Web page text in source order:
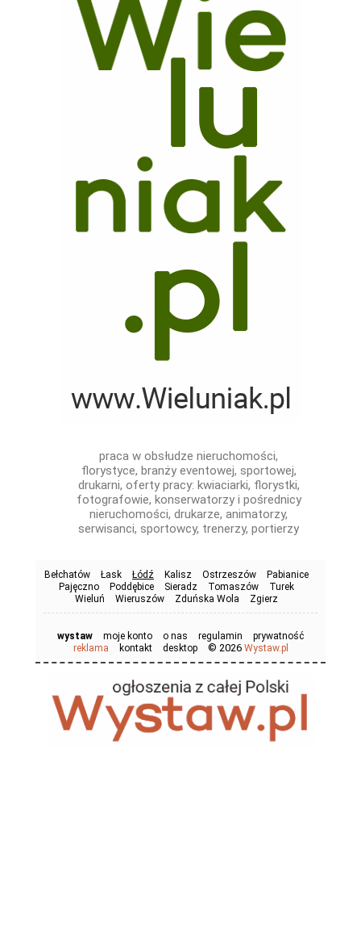
praca w obsłudze nieruchomości,
florystyce, branży eventowej, sportowej,
drukarni, oferty pracy: kwiaciarki, florystki,
fotografowie, konserwatorzy i pośrednicy
nieruchomości, drukarze, animatorzy,
serwisanci, sportowcy, trenerzy, portierzy
Bełchatów Łask Łódź Kalisz Ostrzeszów
Pabianice
Pajęczno
Poddębice Sieradz Tomaszów
Turek
Wieluń
Wieruszów Zduńska Wola Zgierz
wystaw moje konto o nas regulamin
prywatność
reklama
kontakt desktop © 2026 Wystaw.pl